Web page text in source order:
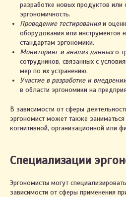
разработке новых продуктов или
эргономичность.
Проведение тестированияи
оборудования или инструментов
стандартам эргономики.
Мониторинг и анализ данныхо
сотрудников, связанных с
мер по их устранению.
Участие в разработке и
в области эргономики на
В зависимости от сферы
эргономист может также
когнитивной, организационной или
Специализации
Эргономисты могут
зависимости от сферы применения